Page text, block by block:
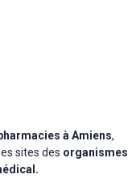
à Amiens,
sites des organismes